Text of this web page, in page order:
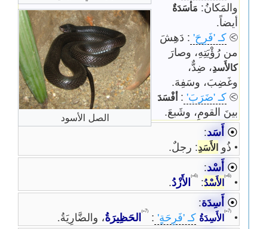
الصل الأسود
والمَكانُ: مَأسَدَةٌ
أيضاً.
⧁ كـ 'فَرِحَ' : دَهِشَ
من رُؤْيَتِهِ، وصارَ
كالأَسدِ، ضِدٌّ،
وغَضِبَ، وسَفِهَ.
⧁ كـ 'ضَرَبَ' : أفْسَدَ
بينَ القومِ، وشَبعَ.
⦿ أَسَد:
• ذُو الأَسَدِ: رجلٌ.
⦿ أَسْد:
•
الأَسْدُ: الأَزْدُ.
⦿ أَسِدَة:
•
الأَسِدَةُ كـ 'فَرِحَةٍ' : الحَظِيرَةُ، والضَّارِيَةُ.